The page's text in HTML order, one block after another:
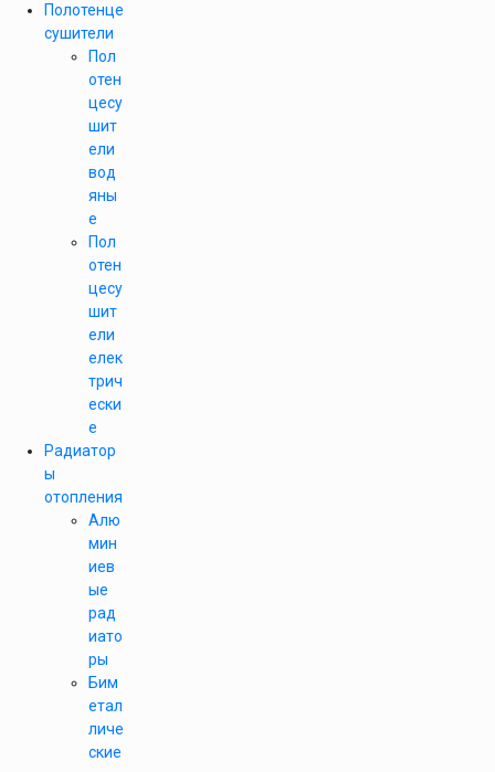
Полотенце
сушители
Пол
отен
цесу
шит
ели
вод
яны
е
Пол
отен
цесу
шит
ели
елек
трич
ески
е
Радиатор
ы
отопления
Алю
мин
иев
ые
рад
иато
ры
Бим
етал
личе
ские